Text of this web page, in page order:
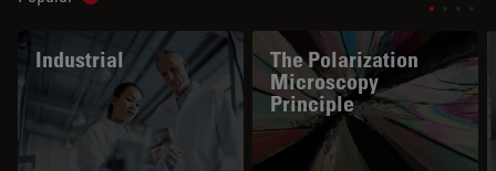
Industrial
The Polarization
Microscopy
Principle